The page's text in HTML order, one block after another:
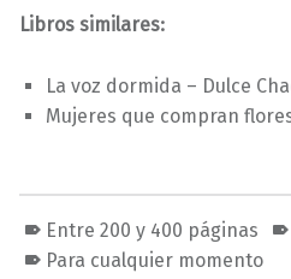
Libros similares:
La voz dormida – Dulce
Mujeres que compran
Entre 200 y 400 páginas
Para cualquier momento